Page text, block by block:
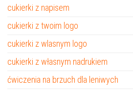
cukierki z napisem
cukierki z twoim logo
cukierki z wlasnym logo
cukierki z własnym nadrukiem
ćwiczenia na brzuch dla leniwych